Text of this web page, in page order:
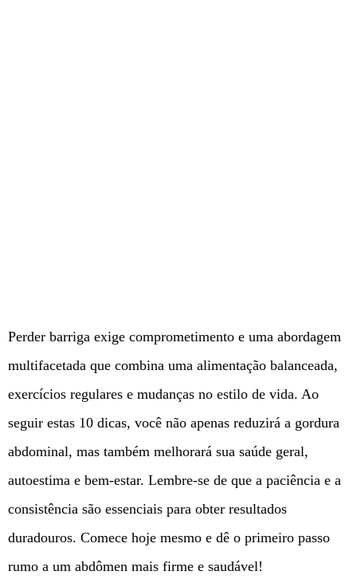
Perder barriga exige comprometimento e uma abordagem
multifacetada que combina uma alimentação balanceada,
exercícios regulares e mudanças no estilo de vida. Ao
seguir estas 10 dicas, você não apenas reduzirá a gordura
abdominal, mas também melhorará sua saúde geral,
autoestima e bem-estar. Lembre-se de que a paciência e a
consistência são essenciais para obter resultados
duradouros. Comece hoje mesmo e dê o primeiro passo
rumo a um abdômen mais firme e saudável!